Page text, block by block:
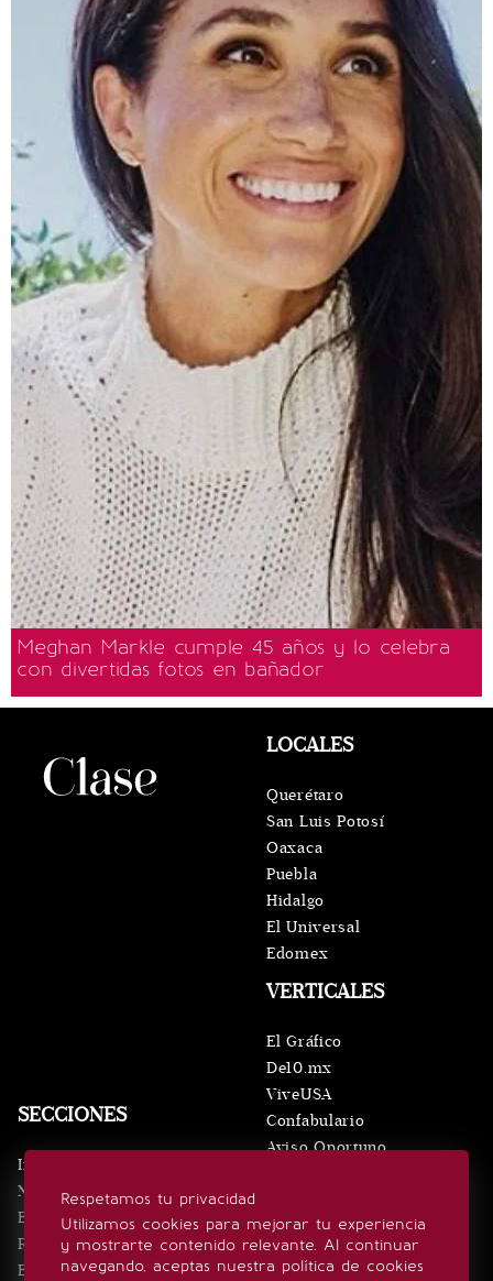
Meghan Markle cumple 45 años y lo celebra
con divertidas fotos en bañador
Respetamos tu privacidad
Utilizamos cookies para mejorar tu experiencia
y mostrarte contenido relevante. Al continuar
navegando, aceptas nuestra política de cookies
SECCIONES
Inicio
Noticias
Eventos
Realeza
Estilo de vida
VERTICALES
El Gráfico
De10.mx
ViveUSA
Confabulario
Aviso Oportuno
LOCALES
Querétaro
San Luis Potosí
Oaxaca
Puebla
Hidalgo
El Universal
Edomex
SÍGUENOS